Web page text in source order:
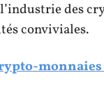
des
conviviales.
monnaies